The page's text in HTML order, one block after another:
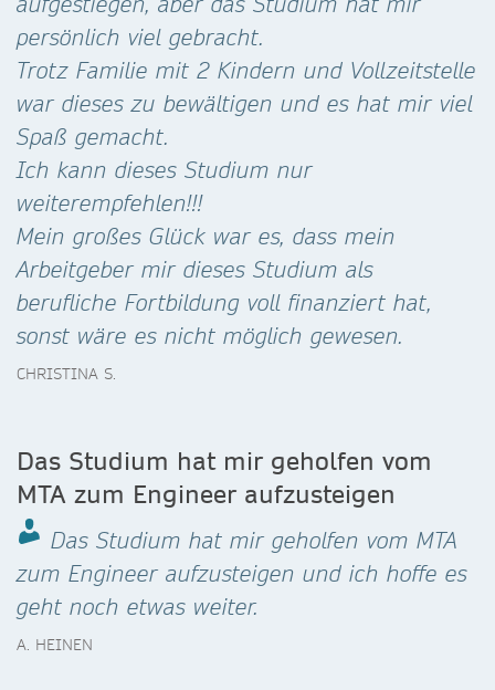
persönlich viel gebracht.
Trotz Familie mit 2 Kindern und Vollzeitstelle
war dieses zu bewältigen und es hat mir viel
Spaß gemacht.
Ich kann dieses Studium nur
weiterempfehlen!!!
Mein großes Glück war es, dass mein
Arbeitgeber mir dieses Studium als
berufliche Fortbildung voll finanziert hat,
sonst wäre es nicht möglich gewesen.
CHRISTINA S.
Das Studium hat mir geholfen vom
MTA zum Engineer aufzusteigen
Das Studium hat mir geholfen vom MTA
zum Engineer aufzusteigen und ich hoffe es
geht noch etwas weiter.
A. HEINEN